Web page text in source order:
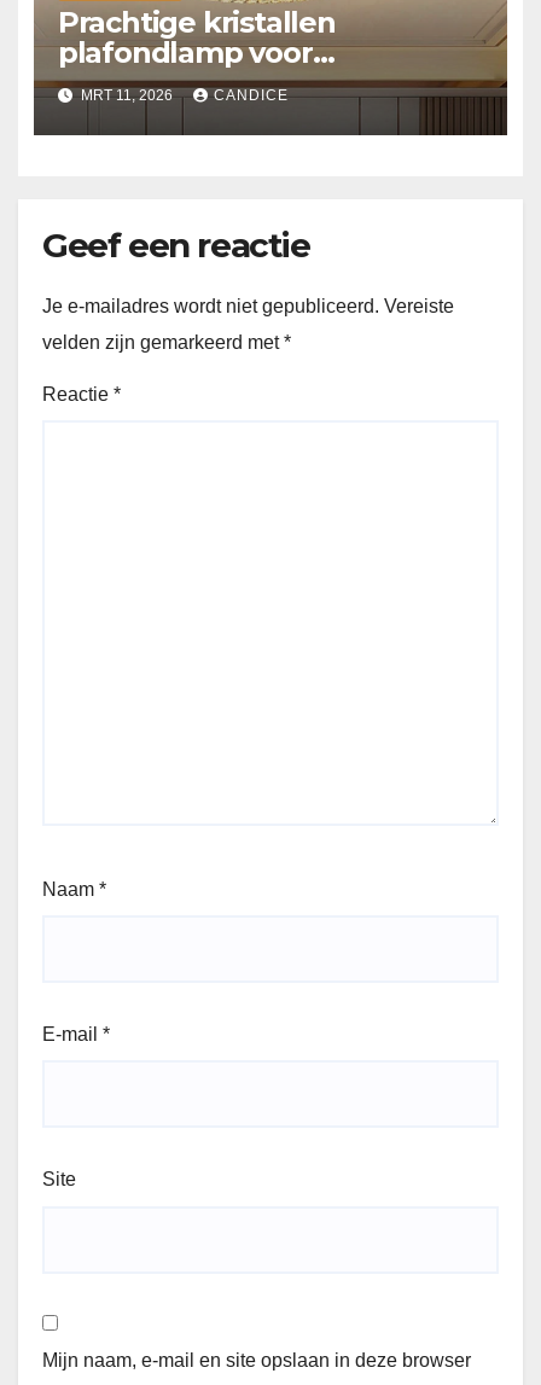
Prachtige kristallen
plafondlamp voor
slaapkamer
MRT 11, 2026 CANDICE
Geef een reactie
Je e-mailadres wordt niet gepubliceerd. Vereiste
velden zijn gemarkeerd met*
Reactie *
Naam *
E-mail *
Site
Mijn naam, e-mail en site opslaan in deze browser